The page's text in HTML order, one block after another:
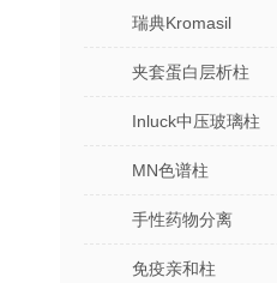
瑞典Kromasil
夹套蛋白层析柱
Inluck中压玻璃柱
MN色谱柱
手性药物分离
免疫亲和柱